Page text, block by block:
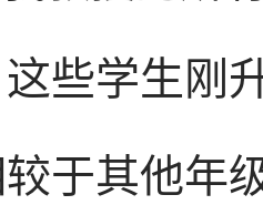
些学生刚
于其他年